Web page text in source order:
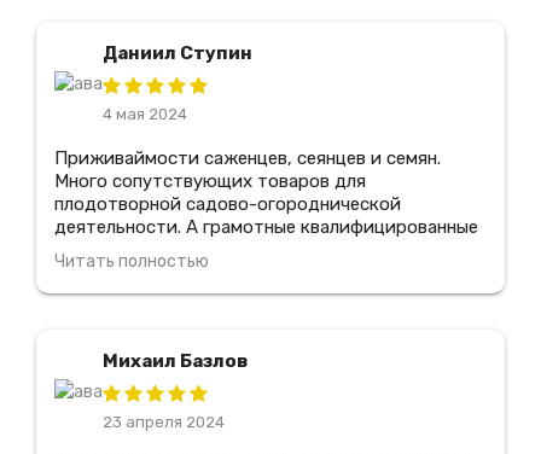
вернусь сюда снова и рекомендую его всем
любителям садоводства.
Даниил Ступин
4 мая 2024
Приживаймости саженцев, сеянцев и семян.
Много сопутствующих товаров для
плодотворной садово-огороднической
деятельности. А грамотные квалифицированные
специалисты всегда подскажут что именно
подходит для моего сада. Отдельное спасибо.
Несколько вариантов видов доставки. В
этом магазине, всем доволен.
Читать полностью
Михаил Базлов
23 апреля 2024